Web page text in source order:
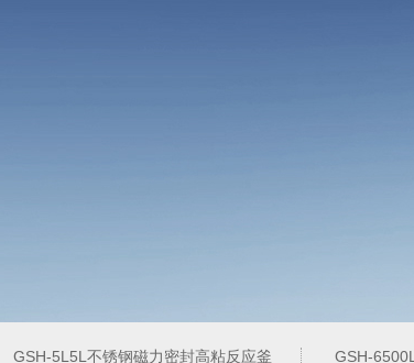
GSH-5L5L不锈钢磁力密封高粘反应釜 GSH-6500L6500L